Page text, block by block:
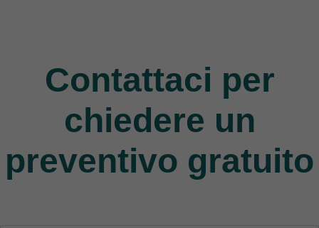
Contattaci per
chiedere un
preventivo gratuito